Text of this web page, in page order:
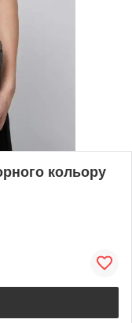
кольору